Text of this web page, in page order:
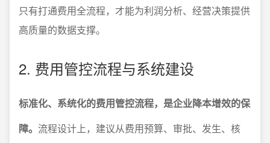
只有打通费用全流程，才能为利润分析、经营决策提供
高质量的数据支撑。
2. 费用管控流程与系统建设
标准化、系统化的费用管控流程，是企业降本增效的保
障。 流程设计上，建议从费用预算、审批、发生、核